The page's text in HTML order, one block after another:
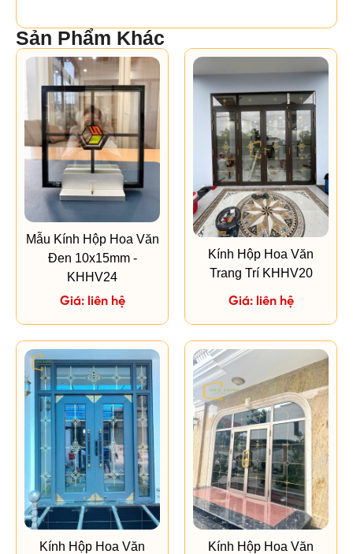
Sản Phẩm Khác
Mẫu Kính Hộp Hoa Văn
Đen 10x15mm -
KHHV24
Giá: liên hệ
Kính Hộp Hoa Văn
Trang Trí KHHV20
Giá: liên hệ
Kính Hộp Hoa Văn
Kính Hộp Hoa Văn